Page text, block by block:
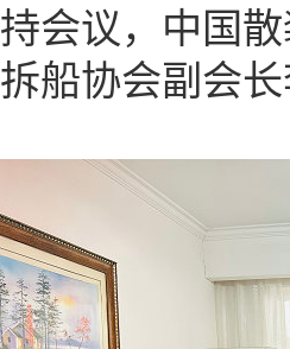
会议，中国
船协会副会